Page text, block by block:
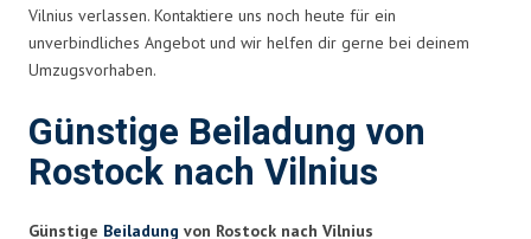
Vilnius verlassen. Kontaktiere uns noch heute für ein
unverbindliches Angebot und wir helfen dir gerne bei deinem
Umzugsvorhaben.
Günstige Beiladung von
Rostock nach Vilnius
Günstige Beiladung von Rostock nach Vilnius